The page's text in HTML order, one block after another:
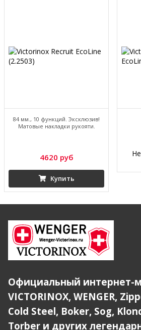
84 мм., 10 функций. Эксклюзив!
Матовые накладки рукояти.
4620 руб
Купить
Официальный интернет-
VICTORINOX, WENGER,
Cold Steel, Boker, Sog,
Torber и других